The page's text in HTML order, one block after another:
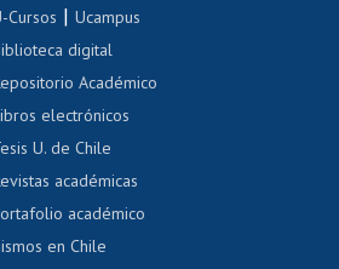
Cursos de español
Denuncias administrativas
Cursos |Ucampus
digital
Académico
electrónicos
U. de Chile
académicas
académico
en Chile